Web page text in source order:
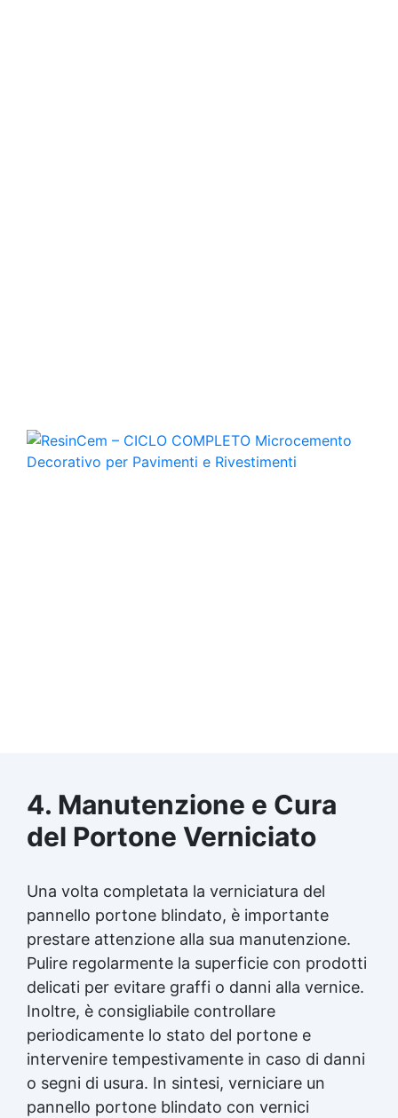
4. Manutenzione e Cura
del Portone Verniciato
Una volta completata la verniciatura del
pannello portone blindato, è importante
prestare attenzione alla sua manutenzione.
Pulire regolarmente la superficie con prodotti
delicati per evitare graffi o danni alla vernice.
Inoltre, è consigliabile controllare
periodicamente lo stato del portone e
intervenire tempestivamente in caso di danni
o segni di usura. In sintesi, verniciare un
pannello portone blindato con vernici